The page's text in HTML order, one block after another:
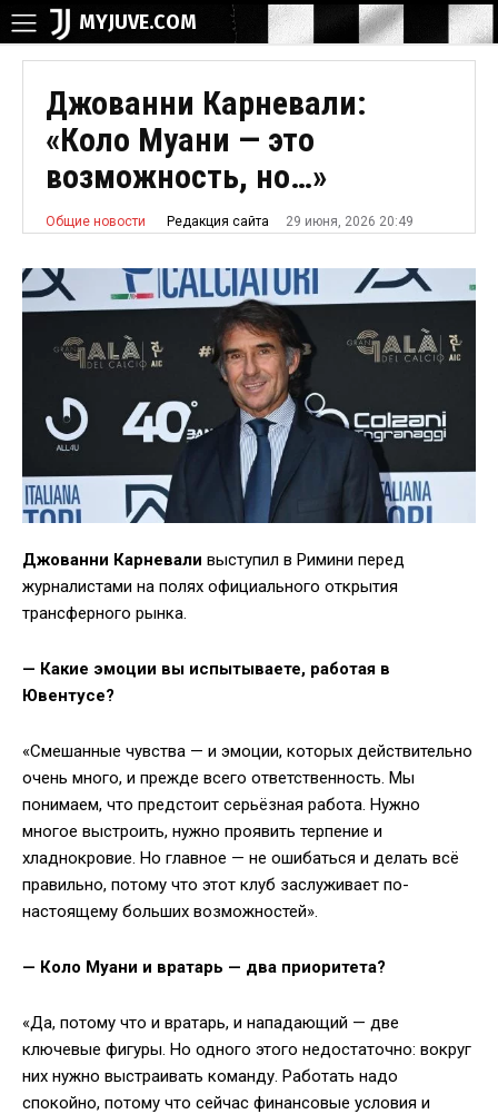
MYJUVE.COM
Джованни Карневали:
«Коло Муани — это
возможность, но…»
Общие новости Редакция сайта 29 июня, 2026 20:49
Джованни Карневали выступил в Римини перед
журналистами на полях официального открытия
трансферного рынка.
— Какие эмоции вы испытываете, работая в
Ювентусе?
«Смешанные чувства — и эмоции, которых действительно
очень много, и прежде всего ответственность. Мы
понимаем, что предстоит серьёзная работа. Нужно
многое выстроить, нужно проявить терпение и
хладнокровие. Но главное — не ошибаться и делать всё
правильно, потому что этот клуб заслуживает по-
настоящему больших возможностей».
— Коло Муани и вратарь — два приоритета?
«Да, потому что и вратарь, и нападающий — две
ключевые фигуры. Но одного этого недостаточно: вокруг
них нужно выстраивать команду. Работать надо
спокойно, потому что сейчас финансовые условия и